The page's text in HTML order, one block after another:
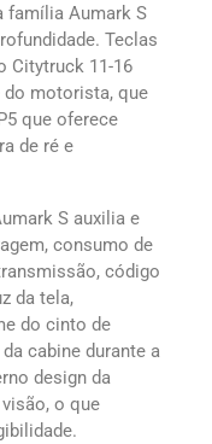
família Aumark S
Teclas
Citytruck 11-16
motorista, que
que oferece
de ré e
S auxilia e
consumo de
código
da tela,
do cinto de
cabine durante a
design da
o que